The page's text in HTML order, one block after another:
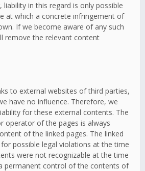
liability in this regard is only possible
at which a concrete infringement of
If we become aware of any such
remove the relevant content
to external websites of third parties,
have no influence. Therefore, we
for these external contents. The
operator of the pages is always
of the linked pages. The linked
possible legal violations at the time
were not recognizable at the time
permanent control of the contents of